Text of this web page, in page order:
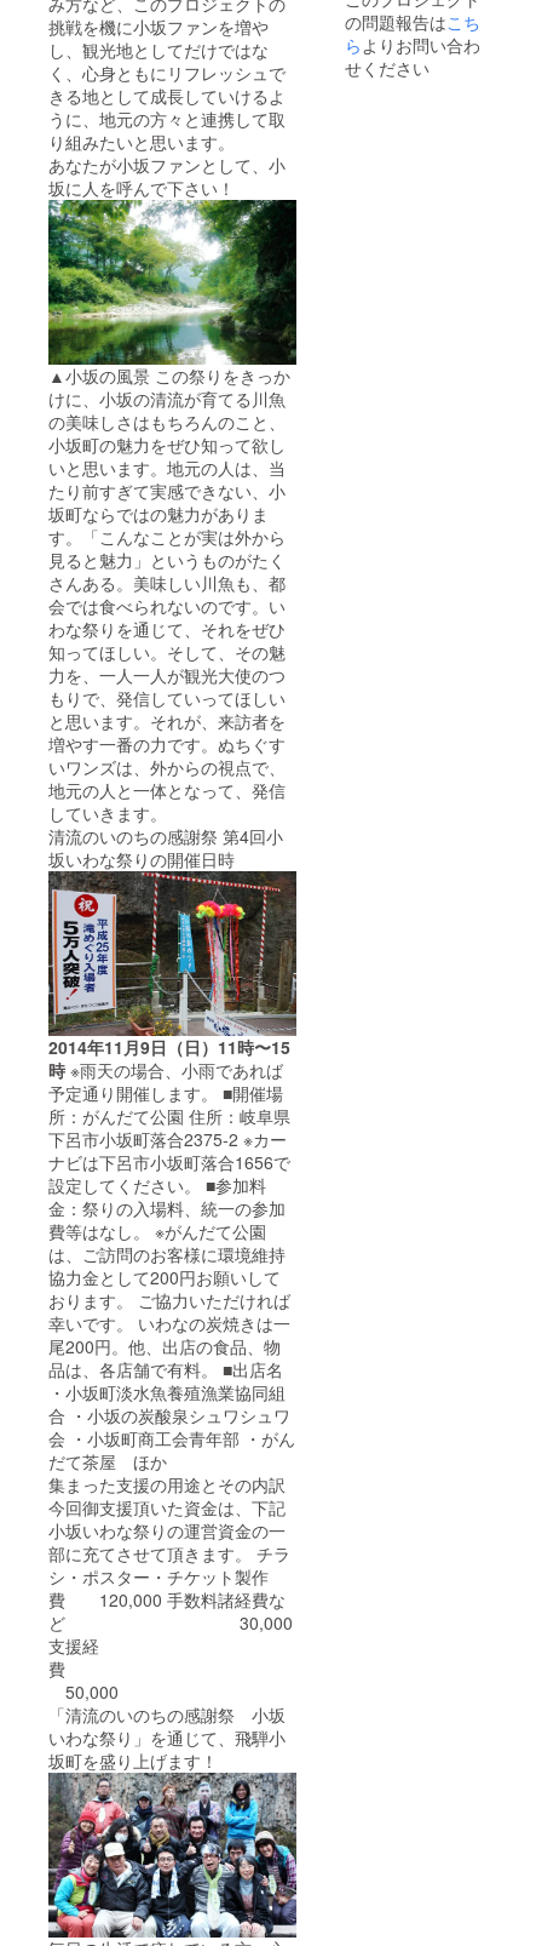
挑戦を機に小坂ファンを増や
し、観光地としてだけではな
く、心身ともにリフレッシュで
きる地として成長していけるよ
うに、地元の方々と連携して取
り組みたいと思います。
あなたが小坂ファンとして、小
坂に人を呼んで下さい！
▲小坂の風景 この祭りをきっか
けに、小坂の清流が育てる川魚
の美味しさはもちろんのこと、
小坂町の魅力をぜひ知って欲し
いと思います。地元の人は、当
たり前すぎて実感できない、小
坂町ならではの魅力がありま
す。「こんなことが実は外から
見ると魅力」というものがたく
さんある。美味しい川魚も、都
会では食べられないのです。い
わな祭りを通じて、それをぜひ
知ってほしい。そして、その魅
力を、一人一人が観光大使のつ
もりで、発信していってほしい
と思います。それが、来訪者を
増やす一番の力です。ぬちぐす
いワンズは、外からの視点で、
地元の人と一体となって、発信
していきます。
清流のいのちの感謝祭 第4回小
坂いわな祭りの開催日時
2014年11月9日（日）11時〜15
時 ※雨天の場合、小雨であれば
予定通り開催します。 ■開催場
所：がんだて公園 住所：岐阜県
下呂市小坂町落合2375-2 ※カー
ナビは下呂市小坂町落合1656で
設定してください。 ■参加料
金：祭りの入場料、統一の参加
費等はなし。 ※がんだて公園
は、ご訪問のお客様に環境維持
協力金として200円お願いして
おります。 ご協力いただければ
幸いです。 いわなの炭焼きは一
尾200円。他、出店の食品、物
品は、各店舗で有料。 ■出店名
・小坂町淡水魚養殖漁業協同組
合 ・小坂の炭酸泉シュワシュワ
会 ・小坂町商工会青年部 ・がん
だて茶屋 ほか
集まった支援の用途とその内訳
今回御支援頂いた資金は、下記
小坂いわな祭りの運営資金の一
部に充てさせて頂きます。 チラ
シ・ポスター・チケット製作
費 120,000 手数料諸経費な
ど 30,000
支援経
費
50,000
「清流のいのちの感謝祭 小坂
いわな祭り」を通じて、飛騨小
坂町を盛り上げます！
の問題報告はこち
らよりお問い合わ
せください